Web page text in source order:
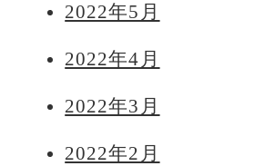
2022年5月
2022年4月
2022年3月
2022年2月